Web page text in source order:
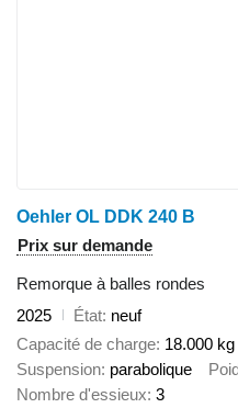
Oehler OL DDK 240 B
Prix sur demande
Remorque à balles rondes
2025
État neuf
Capacité de charge 18.000 kg
Suspension parabolique
Nombre d'essieux 3